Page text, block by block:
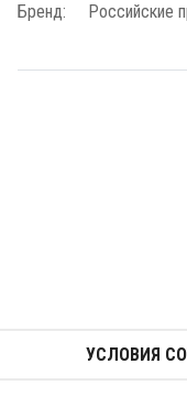
Бренд: Российские
УСЛОВИЯ